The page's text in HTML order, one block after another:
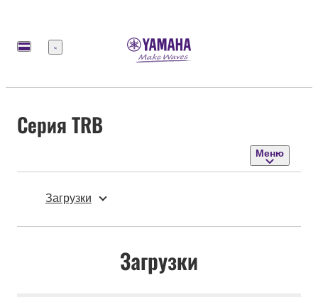
Меню
Серия TRB
Меню
Загрузки
Загрузки